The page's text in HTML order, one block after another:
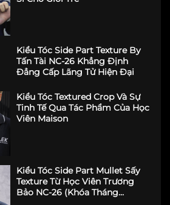
Kiểu Tóc Side Part Texture By
Tấn Tài NC-26 Khẳng Định
Đẳng Cấp Lãng Tử Hiện Đại
Kiểu Tóc Textured Crop Và Sự
Tinh Tế Qua Tác Phẩm Của Học
Viên Maison
Kiểu Tóc Side Part Mullet Sấy
Texture Từ Học Viên Trương
Bảo NC-26 (Khóa Tháng